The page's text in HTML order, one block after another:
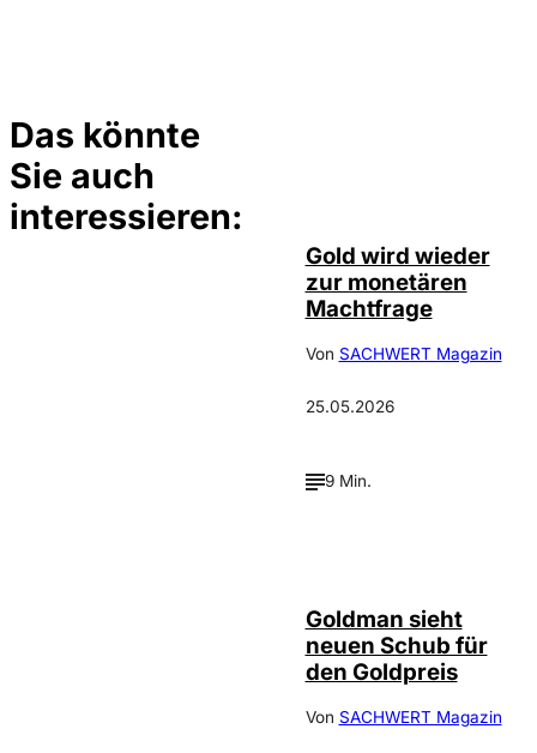
Das könnte
Sie auch
interessieren:
Gold wird wieder
zur monetären
Machtfrage
Von SACHWERT Magazin
25.05.2026
9 Min.
Goldman sieht
neuen Schub für
den Goldpreis
Von SACHWERT Magazin